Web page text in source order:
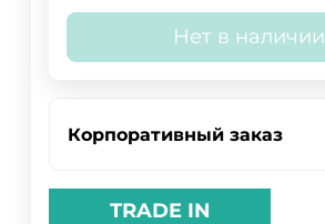
Нет в наличии
Корпоративный заказ
TRADE IN